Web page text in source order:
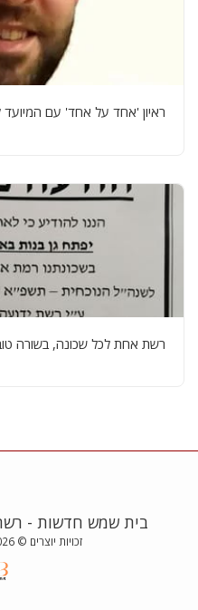
ראיון 'אחד על אחד' עם
רשת אחת לכל שכונה, בשורה
בית שמש חדשות -
זכויות יוצרים © 2026 כל הזכויות שמורות